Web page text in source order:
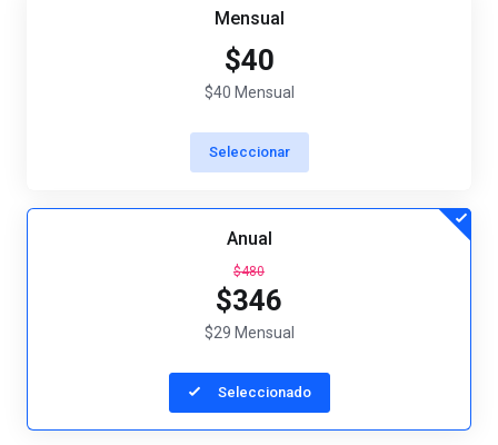
Mensual
$40
$40 Mensual
Seleccionar
Anual
$480
$346
$29 Mensual
Seleccionado